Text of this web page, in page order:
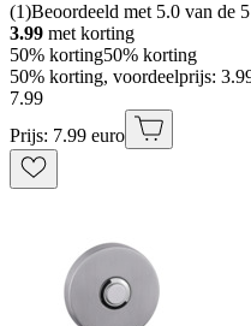
(1)Beoordeeld met 5.0 van de
3.99 met korting
50% korting50% korting
50% korting, voordeelprijs:
7.99
Prijs: 7.99 euro